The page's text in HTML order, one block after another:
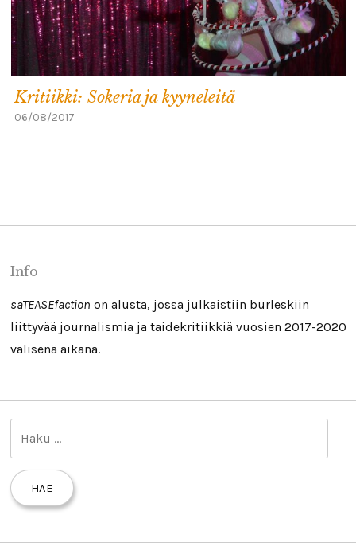
Kritiikki: Sokeria ja kyyneleitä
06/08/2017
Info
saTEASEfaction on alusta, jossa julkaistiin burleskiin
liittyvää journalismia ja taidekritiikkiä vuosien 2017-2020
välisenä aikana.
k
u